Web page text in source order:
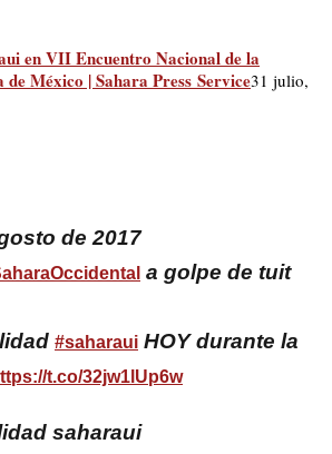
en VII Encuentro Nacional de la
México | Sahara Press Service31 julio,
de 2017
a golpe de tuit
#saharaui HOY durante la
t.co/32jw1lUp6w
saharaui